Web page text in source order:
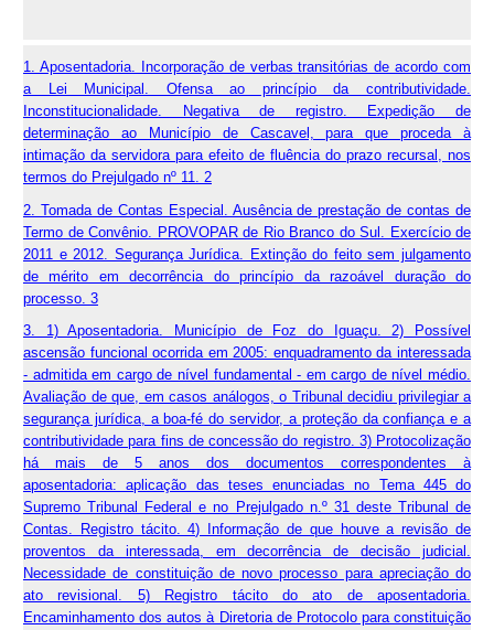
1. Aposentadoria. Incorporação de verbas transitórias de acordo com
a Lei Municipal. Ofensa ao princípio da contributividade.
Inconstitucionalidade. Negativa de registro. Expedição de
determinação ao Município de Cascavel, para que proceda à
intimação da servidora para efeito de fluência do prazo recursal, nos
termos do Prejulgado nº 11. 2
2. Tomada de Contas Especial. Ausência de prestação de contas de
Termo de Convênio. PROVOPAR de Rio Branco do Sul. Exercício de
2011 e 2012. Segurança Jurídica. Extinção do feito sem julgamento
de mérito em decorrência do princípio da razoável duração do
processo. 3
3. 1) Aposentadoria. Município de Foz do Iguaçu. 2) Possível
ascensão funcional ocorrida em 2005: enquadramento da interessada
- admitida em cargo de nível fundamental - em cargo de nível médio.
Avaliação de que, em casos análogos, o Tribunal decidiu privilegiar a
segurança jurídica, a boa-fé do servidor, a proteção da confiança e a
contributividade para fins de concessão do registro. 3) Protocolização
há mais de 5 anos dos documentos correspondentes à
aposentadoria: aplicação das teses enunciadas no Tema 445 do
Supremo Tribunal Federal e no Prejulgado n.º 31 deste Tribunal de
Contas. Registro tácito. 4) Informação de que houve a revisão de
proventos da interessada, em decorrência de decisão judicial.
Necessidade de constituição de novo processo para apreciação do
ato revisional. 5) Registro tácito do ato de aposentadoria.
Encaminhamento dos autos à Diretoria de Protocolo para constituição